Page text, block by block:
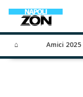
⌂ Amici 2025